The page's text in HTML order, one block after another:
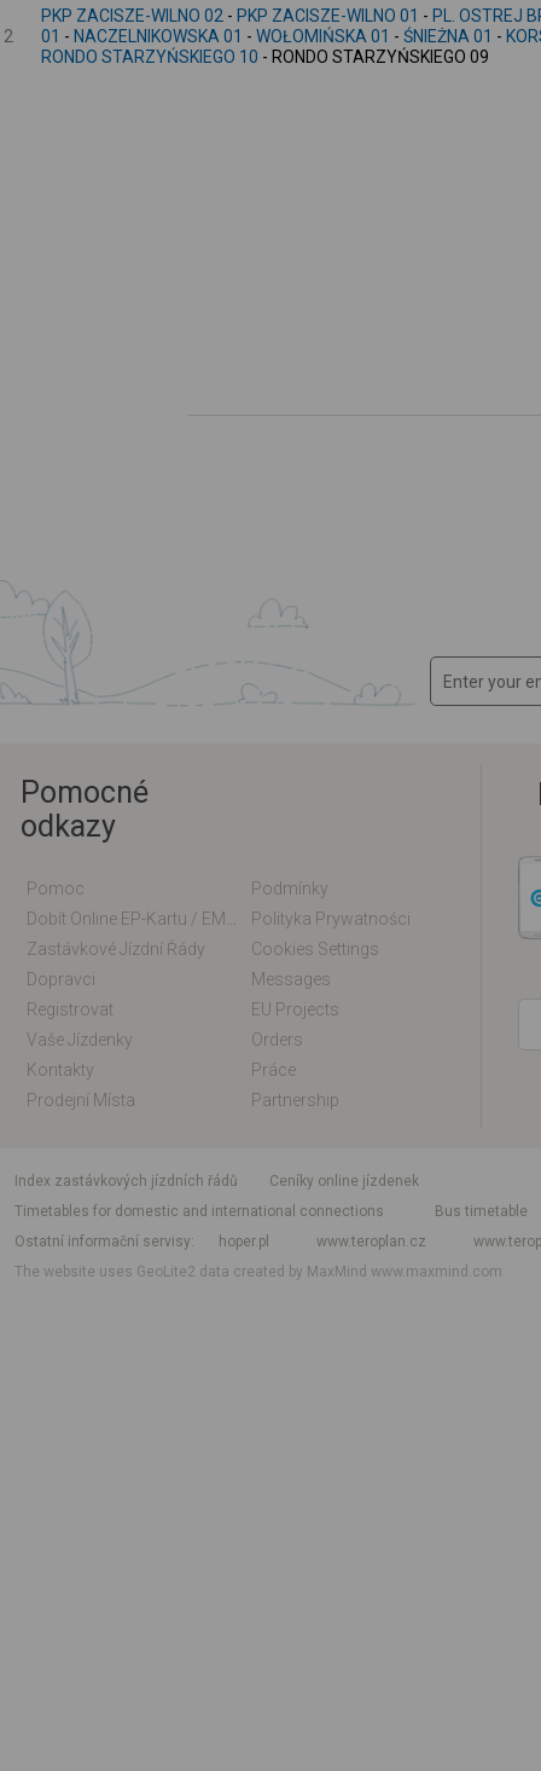
2
PKP ZACISZE-WILNO 02 - PKP ZACISZE-WILNO 01 - PL. OSTREJ
01 - NACZELNIKOWSKA 01 - WOŁOMIŃSKA 01 - ŚNIEŻNA 01 -
RONDO STARZYŃSKIEGO 10 - RONDO STARZYŃSKIEGO 09
Pomocné
odkazy
Pomoc
Podmínky
Polityka Prywatności
Zastávkové Jízdní Řády
Cookies Settings
Dopravci
Messages
Registrovat
EU Projects
Vaše Jízdenky
Orders
Kontakty
Práce
Prodejní Místa
Partnership
index zastávkových jízdních řádů
Ceníky online jízdenek
Timetables for domestic and international connections
Bus timetable
Ostatní informační servisy
hoper.pl www.teroplan.cz
The website uses GeoLite2 data created by MaxMindwww.maxmind.com